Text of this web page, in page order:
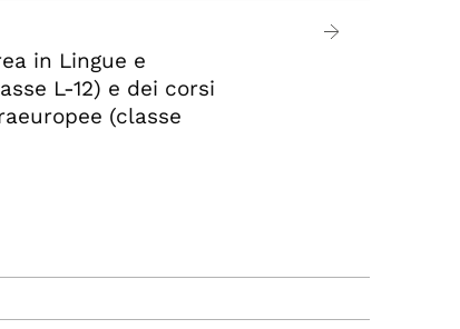
in Lingue e
L-12) e dei corsi
(classe